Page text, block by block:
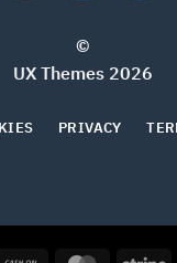
2026 UX Themes
PRIVACY
COOKIES